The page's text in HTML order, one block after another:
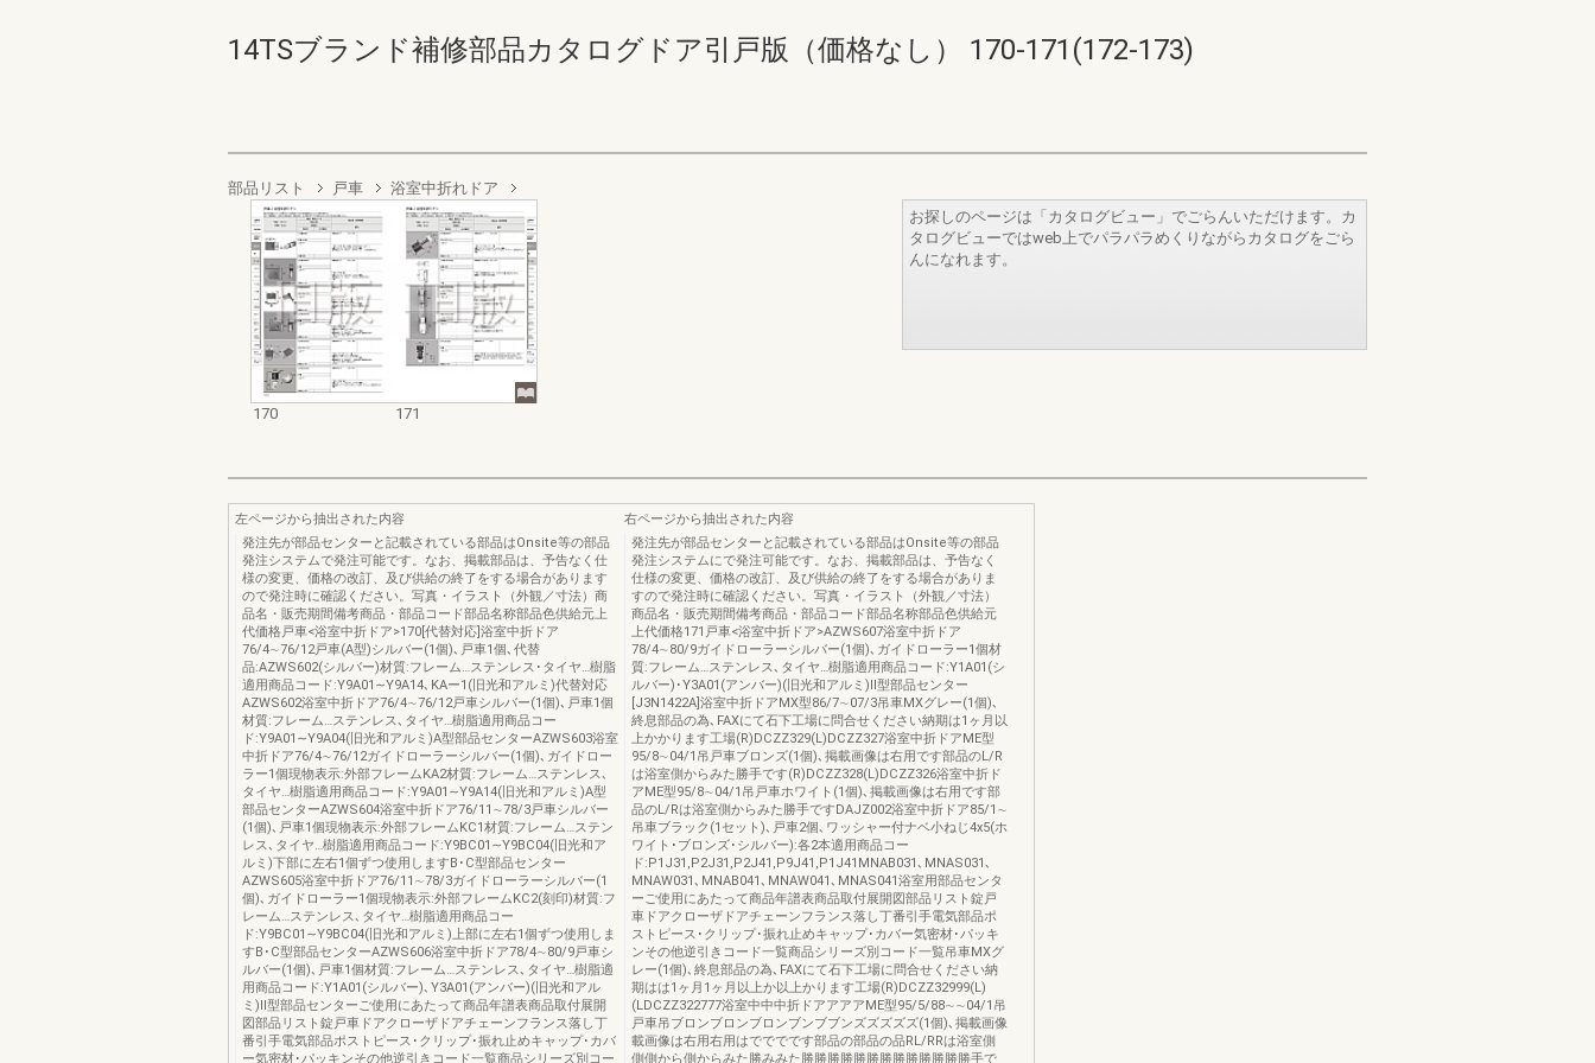
14TSブランド補修部品カタログドア引戸版（価格なし） 170-171(172-173)
部品リスト 戸車 浴室中折れドア
170 171
お探しのページは「カタログビュー」でごらんいただけます。カ
タログビューではweb上でパラパラめくりながらカタログをごら
んになれます。
左ページから抽出された内容
発注先が部品センターと記載されている部品はOnsite等の部品
発注システムで発注可能です。なお、掲載部品は、予告なく仕
様の変更、価格の改訂、及び供給の終了をする場合があります
ので発注時に確認ください。写真・イラスト（外観／寸法）商
品名・販売期間備考商品・部品コード部品名称部品色供給元上
代価格戸車<浴室中折ドア>170[代替対応]浴室中折ドア
76/4∼76/12戸車(A型)シルバー(1個)､戸車1個､代替
品:AZWS602(シルバー)材質:フレーム…ステンレス･タイヤ…樹脂
適用商品コード:Y9A01∼Y9A14､KAー1(旧光和アルミ)代替対応
AZWS602浴室中折ドア76/4∼76/12戸車シルバー(1個)､戸車1個
材質:フレーム…ステンレス､タイヤ…樹脂適用商品コー
ド:Y9A01∼Y9A04(旧光和アルミ)A型部品センターAZWS603浴室
中折ドア76/4∼76/12ガイドローラーシルバー(1個)､ガイドロー
ラー1個現物表示:外部フレームKA2材質:フレーム…ステンレス､
タイヤ…樹脂適用商品コード:Y9A01∼Y9A14(旧光和アルミ)A型
部品センターAZWS604浴室中折ドア76/11∼78/3戸車シルバー
(1個)､戸車1個現物表示:外部フレームKC1材質:フレーム…ステン
レス､タイヤ…樹脂適用商品コード:Y9BC01∼Y9BC04(旧光和ア
ルミ)下部に左右1個ずつ使用しますB･C型部品センター
AZWS605浴室中折ドア76/11∼78/3ガイドローラーシルバー(1
個)､ガイドローラー1個現物表示:外部フレームKC2(刻印)材質:フ
レーム…ステンレス､タイヤ…樹脂適用商品コー
ド:Y9BC01∼Y9BC04(旧光和アルミ)上部に左右1個ずつ使用しま
すB･C型部品センターAZWS606浴室中折ドア78/4∼80/9戸車シ
ルバー(1個)､戸車1個材質:フレーム…ステンレス､タイヤ…樹脂適
用商品コード:Y1A01(シルバー)､Y3A01(アンバー)(旧光和アル
ミ)Ⅱ型部品センターご使用にあたって商品年譜表商品取付展開
図部品リスト錠戸車ドアクローザドアチェーンフランス落し丁
番引手電気部品ポストピース･クリップ･振れ止めキャップ･カバ
ー気密材･パッキンその他逆引きコード一覧商品シリーズ別コー
右ページから抽出された内容
発注先が部品センターと記載されている部品はOnsite等の部品
発注システムにで発注可能です。なお、掲載部品は、予告なく
仕様の変更、価格の改訂、及び供給の終了をする場合がありま
すので発注時に確認ください。写真・イラスト（外観／寸法）
商品名・販売期間備考商品・部品コード部品名称部品色供給元
上代価格171戸車<浴室中折ドア>AZWS607浴室中折ドア
78/4∼80/9ガイドローラーシルバー(1個)､ガイドローラー1個材
質:フレーム…ステンレス､タイヤ…樹脂適用商品コード:Y1A01(シ
ルバー)･Y3A01(アンバー)(旧光和アルミ)Ⅱ型部品センター
[J3N1422A]浴室中折ドアMX型86/7∼07/3吊車MXグレー(1個)､
終息部品の為､FAXにて石下工場に問合せください納期は1ヶ月以
上かかります工場(R)DCZZ329(L)DCZZ327浴室中折ドアME型
95/8∼04/1吊戸車ブロンズ(1個)､掲載画像は右用です部品のL/R
は浴室側からみた勝手です(R)DCZZ328(L)DCZZ326浴室中折ド
アME型95/8∼04/1吊戸車ホワイト(1個)､掲載画像は右用です部
品のL/Rは浴室側からみた勝手ですDAJZ002浴室中折ドア85/1∼
吊車ブラック(1セット)､戸車2個､ワッシャー付ナベ小ねじ4x5(ホ
ワイト･ブロンズ･シルバー):各2本適用商品コー
ド:P1J31,P2J31,P2J41,P9J41,P1J41MNAB031､MNAS031､
MNAW031､MNAB041､MNAW041､MNAS041浴室用部品センタ
ーご使用にあたって商品年譜表商品取付展開図部品リスト錠戸
車ドアクローザドアチェーンフランス落し丁番引手電気部品ポ
ストピース･クリップ･振れ止めキャップ･カバー気密材･パッキ
ンその他逆引きコード一覧商品シリーズ別コード一覧吊車MXグ
レー(1個)､終息部品の為､FAXにて石下工場に問合せください納
期はは1ヶ月1ヶ月以上か以上かります工場(R)DCZZ32999(L)
(LDCZZ322777浴室中中中折ドアアアアME型95/5/88∼∼04/1吊
戸車吊ブロンブロンブロンブンブブンズズズズズ(1個)､掲載画像
載画像は右用右用はでででです部品の部品の品RL/RRは浴室側
側側から側からみた勝みみた勝勝勝勝勝勝勝勝勝勝勝勝勝手で